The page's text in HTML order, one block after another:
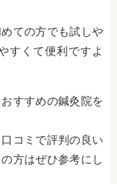
ての方でも試しや
すくて便利ですよ
すすめの鍼灸院を
コミで評判の良い
方はぜひ参考にし